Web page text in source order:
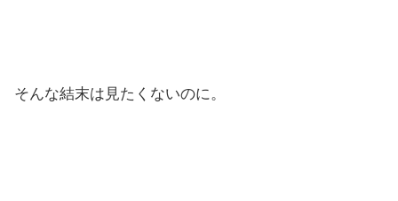
そんな結末は見たくないのに。